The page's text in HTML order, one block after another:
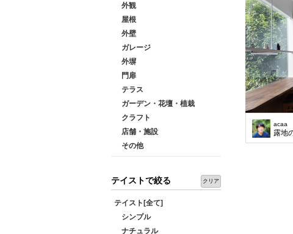
外観
屋根
外壁
ガレージ
外塀
門扉
テラス
ガーデン・花壇・植栽
クラフト
店舗・施設
その他
テイストで絞る クリア
テイスト[全て]
シンプル
ナチュラル
acaa
露地